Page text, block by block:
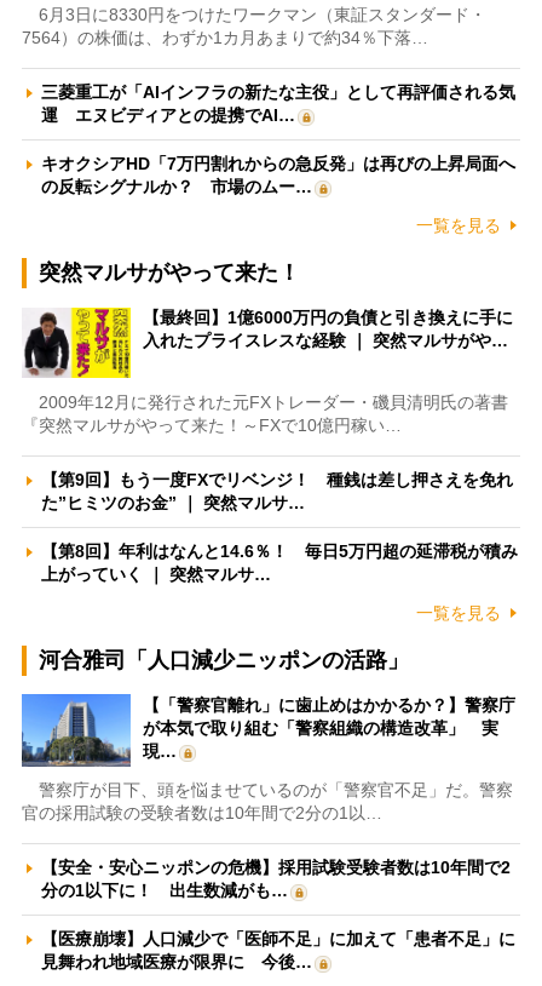
6月3日に8330円をつけたワークマン（東証スタンダード・
7564）の株価は、わずか1カ月あまりで約34％下落…
三菱重工が「AIインフラの新たな主役」として再評価される気
運 エヌビディアとの提携でAI…
キオクシアHD「7万円割れからの急反発」は再びの上昇局面へ
の反転シグナルか？ 市場のムー…
一覧を見る
突然マルサがやって来た！
【最終回】1億6000万円の負債と引き換えに手に
入れたプライスレスな経験 ｜ 突然マルサがや…
2009年12月に発行された元FXトレーダー・磯貝清明氏の著書
『突然マルサがやって来た！～FXで10億円稼い…
【第9回】もう一度FXでリベンジ！ 種銭は差し押さえを免れ
た”ヒミツのお金” ｜ 突然マルサ…
【第8回】年利はなんと14.6％！ 毎日5万円超の延滞税が積み
上がっていく ｜ 突然マルサ…
一覧を見る
河合雅司「人口減少ニッポンの活路」
【「警察官離れ」に歯止めはかかるか？】警察庁
が本気で取り組む「警察組織の構造改革」 実
現…
警察庁が目下、頭を悩ませているのが「警察官不足」だ。警察
官の採用試験の受験者数は10年間で2分の1以…
【安全・安心ニッポンの危機】採用試験受験者数は10年間で2
分の1以下に！ 出生数減がも…
【医療崩壊】人口減少で「医師不足」に加えて「患者不足」に
見舞われ地域医療が限界に 今後…